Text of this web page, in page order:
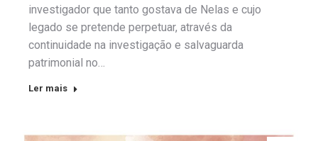
investigador que tanto gostava de Nelas e cujo
legado se pretende perpetuar, através da
continuidade na investigação e salvaguarda
patrimonial no…
Ler mais